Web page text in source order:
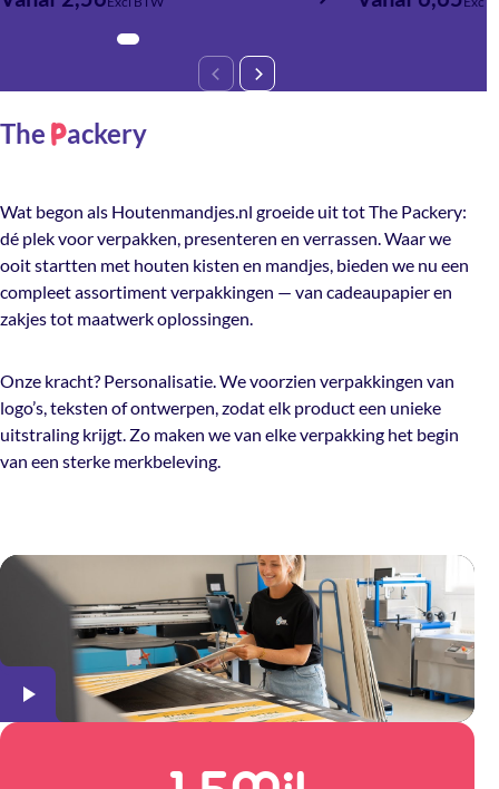
The Packery
Wat begon als Houtenmandjes.nl groeide uit tot The Packery:
dé plek voor verpakken, presenteren en verrassen. Waar we
ooit startten met houten kisten en mandjes, bieden we nu een
compleet assortiment verpakkingen — van cadeaupapier en
zakjes tot maatwerk oplossingen.
Onze kracht? Personalisatie. We voorzien verpakkingen van
logo’s, teksten of ontwerpen, zodat elk product een unieke
uitstraling krijgt. Zo maken we van elke verpakking het begin
van een sterke merkbeleving.